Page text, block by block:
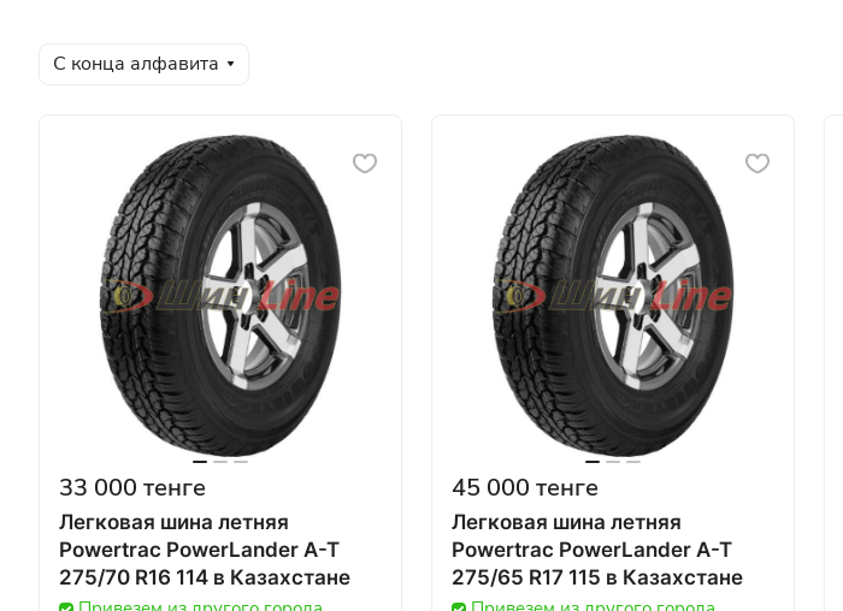
С конца алфавита
33 000 тенге
Легковая шина летняя
Powertrac PowerLander A-T
275/70 R16 114 в Казахстане
45 000 тенге
Легковая шина летняя
Powertrac PowerLander A-T
275/65 R17 115 в Казахстане